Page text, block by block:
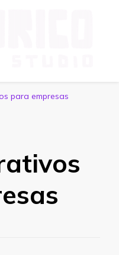
para empresas